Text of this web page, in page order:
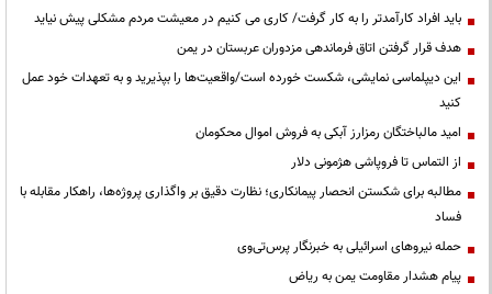
باید افراد کارآمدتر را به کار گرفت/ کاری می کنیم در معیشت مردم مشکلی پیش نیاید
هدف قرار گرفتن اتاق‌ فرماندهی مزدوران عربستان در یمن
این دیپلماسی نمایشی، شکست خورده است/واقعیت‌ها را بپذیرید و به تعهدات خود عمل
کنید
امید مالباختگان رمزارز آبکی به فروش اموال محکومان
از التماس تا فروپاشی هژمونی دلار
مطالبه برای شکستن انحصار پیمانکاری؛ نظارت دقیق بر واگذاری پروژه‌ها، راهکار مقابله با
فساد
حمله نیروهای اسرائیلی به خبرنگار پرس‌تی‌وی
پیام هشدار مقاومت یمن به ریاض